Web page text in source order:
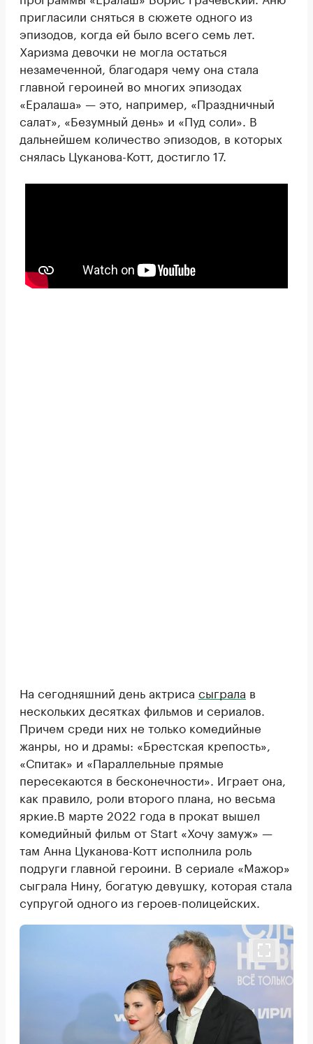
пригласили сняться в сюжете одного из
эпизодов, когда ей было всего семь лет.
Харизма девочки не могла остаться
незамеченной, благодаря чему она стала
главной героиней во многих эпизодах
«Ералаша» — это, например, «Праздничный
салат», «Безумный день» и «Пуд соли». В
дальнейшем количество эпизодов, в которых
снялась Цуканова-Котт, достигло 17.
На сегодняшний день актриса сыграла в
нескольких десятках фильмов и сериалов.
Причем среди них не только комедийные
жанры, но и драмы: «Брестская крепость»,
«Спитак» и «Параллельные прямые
пересекаются в бесконечности». Играет она,
как правило, роли второго плана, но весьма
яркие.В марте 2022 года в прокат вышел
комедийный фильм от Start «Хочу замуж» —
там Анна Цуканова-Котт исполнила роль
подруги главной героини. В сериале «Мажор»
сыграла Нину, богатую девушку, которая стала
супругой одного из героев-полицейских.